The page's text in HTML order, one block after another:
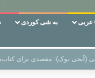
عربی به شی کوردی
دوری وکناره‌گیری از راه